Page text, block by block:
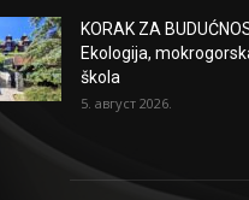
KORAK ZA
Ekologija,
škola
5. август 2026.